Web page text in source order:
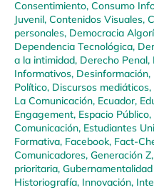
Consentimiento, Consumo
Juvenil, Contenidos Visuales,
personales, Democracia
Dependencia Tecnológica,
a la intimidad, Derecho Penal,
Informativos, Desinformación,
Político, Discursos mediáticos,
La Comunicación, Ecuador,
Engagement, Espacio Público,
Comunicación, Estudiantes
Formativa, Facebook, Fact-
Comunicadores, Generación Z,
prioritaria,
Historiografía, Innovación,